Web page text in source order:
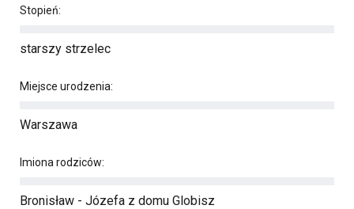
Stopień:
starszy strzelec
Miejsce urodzenia:
Warszawa
Imiona rodziców:
Bronisław - Józefa z domu Globisz